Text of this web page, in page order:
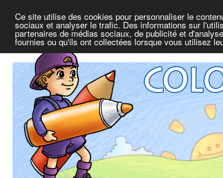
Ce site utilise des cookies pour personnaliser le
sociaux et analyser le trafic. Des informations sur
partenaires de médias sociaux, de publicité et
fournies ou qu'ils ont collectées lorsque vous utilisez